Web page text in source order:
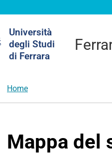
Università
degli Studi
di Ferrara
nel
sito
Home
Mappa del